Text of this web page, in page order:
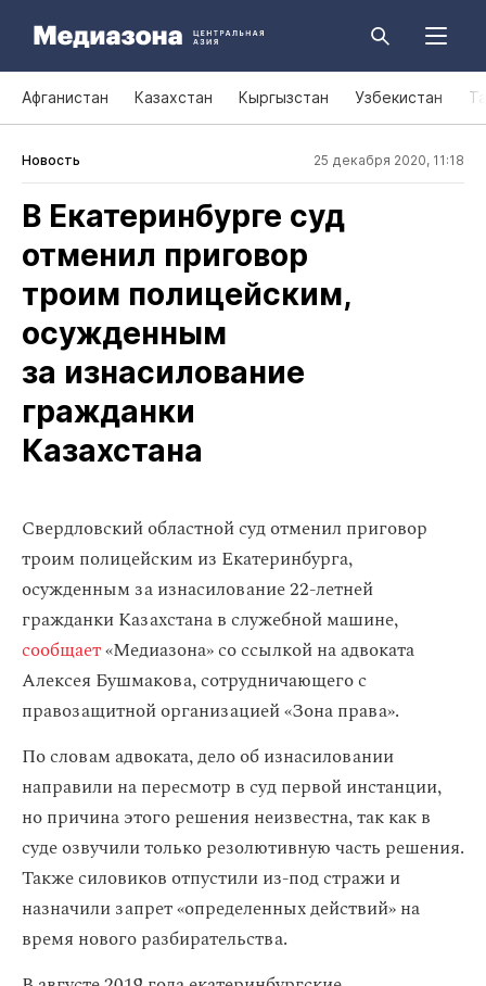
Афганистан Казахстан Кыргызстан Узбекистан
Новость 25 декабря 2020, 11:18
В Екатеринбурге суд
отменил приговор
троим полицейским,
осужденным
за изнасилование
гражданки
Казахстана
Свердловский областной суд отменил приговор
троим полицейским из Екатеринбурга,
осужденным за изнасилование 22-летней
гражданки Казахстана в служебной машине,
сообщает«Медиазона» со ссылкой на адвоката
Алексея Бушмакова, сотрудничающего с
правозащитной организацией «Зона права».
По словам адвоката, дело об изнасиловании
направили на пересмотр в суд первой инстанции,
но причина этого решения неизвестна, так как в
суде озвучили только резолютивную часть решения.
Также силовиков отпустили из-под стражи и
назначили запрет «определенных действий» на
время нового разбирательства.